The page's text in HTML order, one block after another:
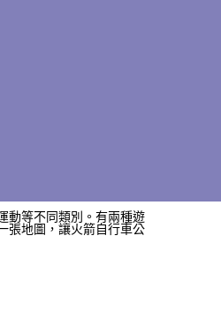
動等不同類別。有兩種遊
張地圖，讓火箭自行車公